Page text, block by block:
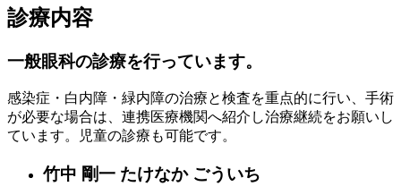
診療内容
一般眼科の診療を行っています。
感染症・白内障・緑内障の治療と検査を重点的に行い、手術
が必要な場合は、連携医療機関へ紹介し治療継続をお願いし
ています。児童の診療も可能です。
竹中 剛一 たけなか ごういち